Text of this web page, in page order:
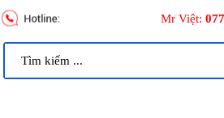
Mr Việt: